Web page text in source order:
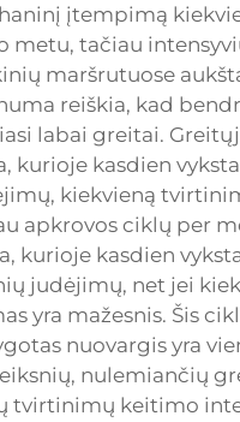
įtempimą
metu, tačiau
maršrutuose
reiškia, kad
labai greitai.
kurioje kasdien
kiekvieną
apkrovos ciklų per
kurioje kasdien
judėjimų, net jei
yra mažesnis. Šis
nuovargis yra
nulemiančių
tvirtinimų keitimo